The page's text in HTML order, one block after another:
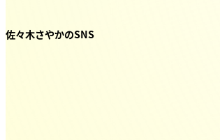
佐々木さやかのSNS